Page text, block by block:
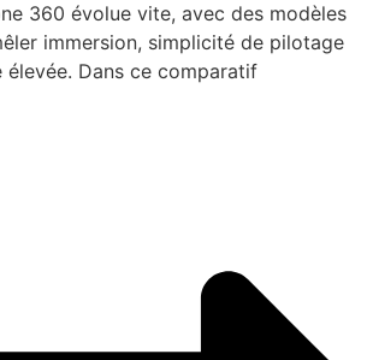
360 évolue vite, avec des modèles
immersion, simplicité de pilotage
élevée. Dans ce comparatif